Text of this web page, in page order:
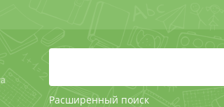
Расширенный поиск